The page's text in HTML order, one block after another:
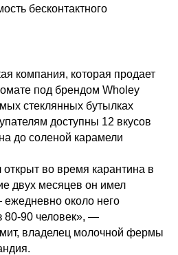
бесконтактного
компания, которая продает
под брендом Wholey
стеклянных бутылках
доступны 12 вкусов
до соленой карамели
во время карантина в
двух месяцев он имел
около него
80-90 человек», —
владелец молочной фермы